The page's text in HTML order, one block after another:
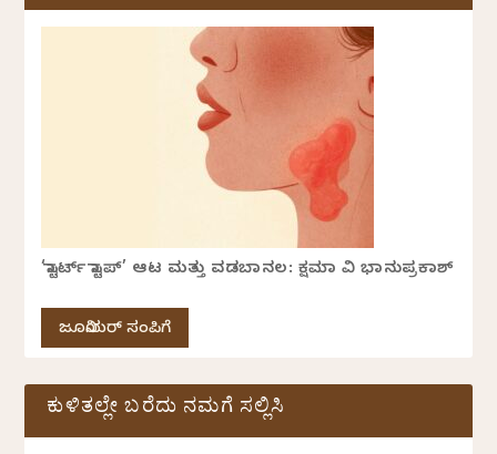
‘ಸ್ಟಾರ್ಟ್ ಸ್ಟಾಪ್’ ಆಟ ಮತ್ತು ವಡಬಾನಲ: ಕ್ಷಮಾ ವಿ ಭಾನುಪ್ರಕಾಶ್
ಜೂನಿಯರ್ ಸಂಪಿಗೆ
ಕುಳಿತಲ್ಲೇ ಬರೆದು ನಮಗೆ ಸಲ್ಲಿಸಿ